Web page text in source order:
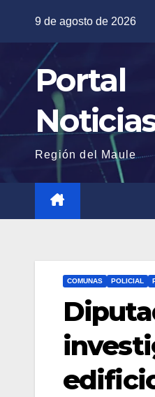
contenido
9 de agosto de 2026
Portal
Región del Maule
COMUNAS POLICIAL